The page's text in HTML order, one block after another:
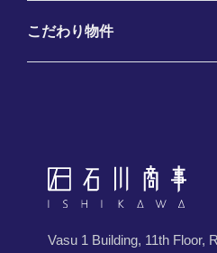
こだわり物件
Vasu 1 Building, 11th Floor,